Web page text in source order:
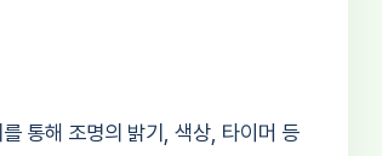
통해 조명의 밝기, 색상, 타이머 등